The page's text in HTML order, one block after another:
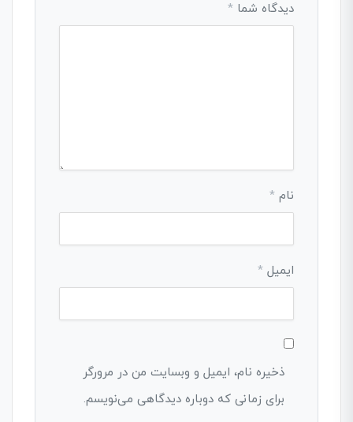
دیدگاه شما *
نام *
ایمیل *
ذخیره نام، ایمیل و وبسایت من در مرورگر
برای زمانی که دوباره دیدگاهی می‌نویسم.